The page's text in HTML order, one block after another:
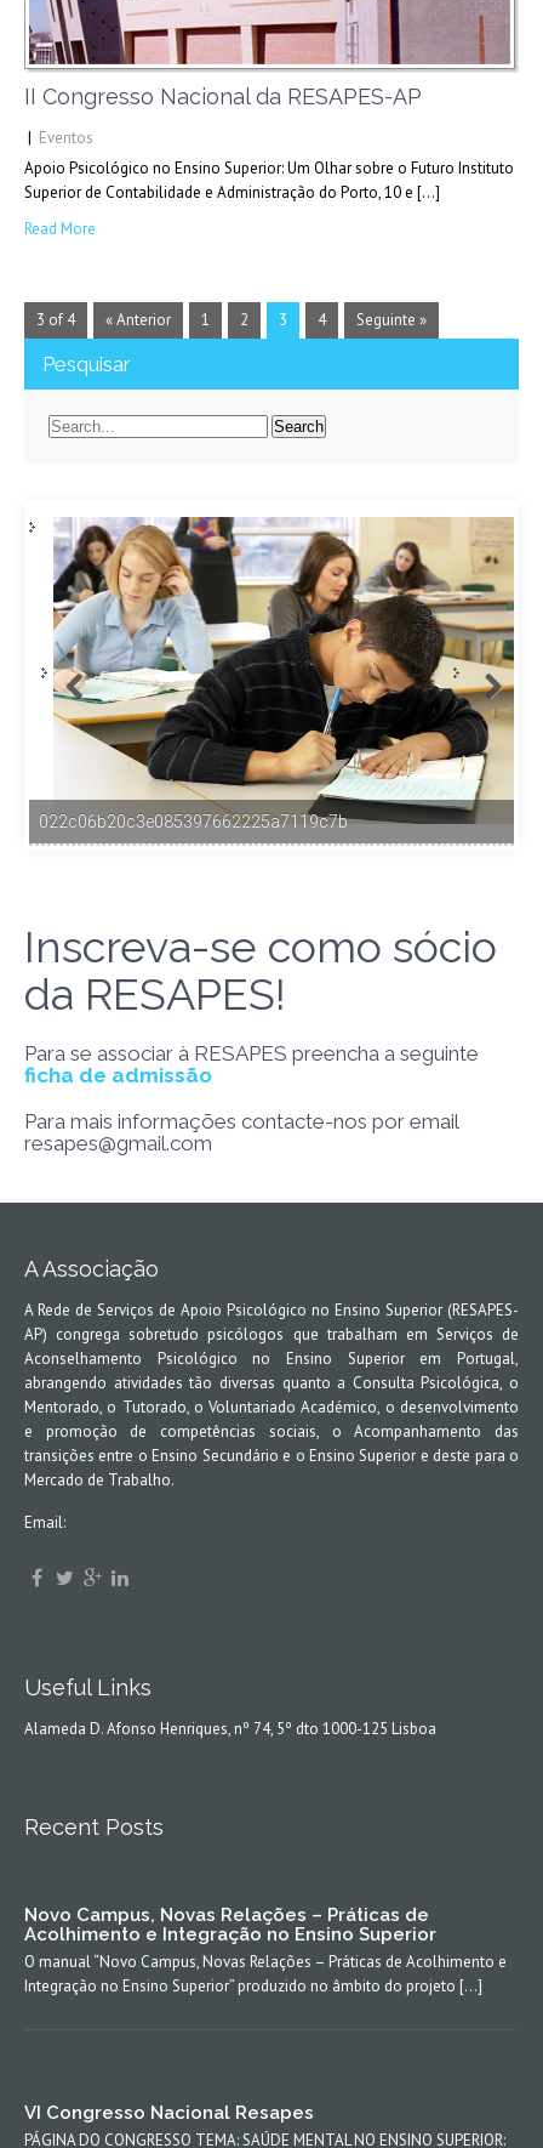
II Congresso Nacional da RESAPES-AP
| Eventos
Apoio Psicológico no Ensino Superior: Um Olhar sobre o Futuro Instituto
Superior de Contabilidade e Administração do Porto, 10 e […]
Read More
3 of 4 « Anterior 1 2 3 4 Seguinte »
Pesquisar
Inscreva-se como sócio
da RESAPES!
Para se associar à RESAPES preencha a seguinte
ficha de admissão
Para mais informações contacte-nos por email
resapes@gmail.com
A Associação
A Rede de Serviços de Apoio Psicológico no Ensino Superior (RESAPES-
AP) congrega sobretudo psicólogos que trabalham em Serviços de
Aconselhamento Psicológico no Ensino Superior em Portugal,
abrangendo atividades tão diversas quanto a Consulta Psicológica, o
Mentorado, o Tutorado, o Voluntariado Académico, o desenvolvimento
e promoção de competências sociais, o Acompanhamento das
transições entre o Ensino Secundário e o Ensino Superior e deste para o
Mercado de Trabalho.
Email:
Useful Links
Alameda D. Afonso Henriques, nº 74, 5º dto 1000-125 Lisboa
Recent Posts
Novo Campus, Novas Relações – Práticas de
Acolhimento e Integração no Ensino Superior
O manual “Novo Campus, Novas Relações – Práticas de Acolhimento e
Integração no Ensino Superior” produzido no âmbito do projeto […]
VI Congresso Nacional Resapes
PÁGINA DO CONGRESSO TEMA: SAÚDE MENTAL NO ENSINO SUPERIOR: